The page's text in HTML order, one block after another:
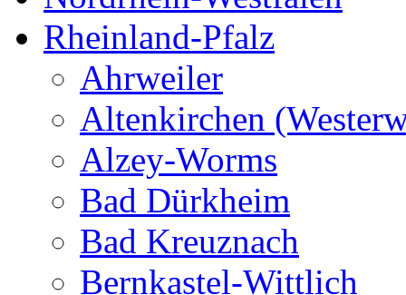
Rheinland-Pfalz
Ahrweiler
Altenkirchen
Alzey-Worms
Bad Dürkheim
Bad Kreuznach
Bernkastel-Wittlich